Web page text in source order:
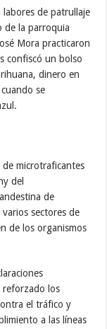
labores de patrullaje
de la parroquia
Mora practicaron
confiscó un bolso
dinero en
se
microtraficantes
del
de
sectores de
de los organismos
reforzado los
el tráfico y
a las líneas